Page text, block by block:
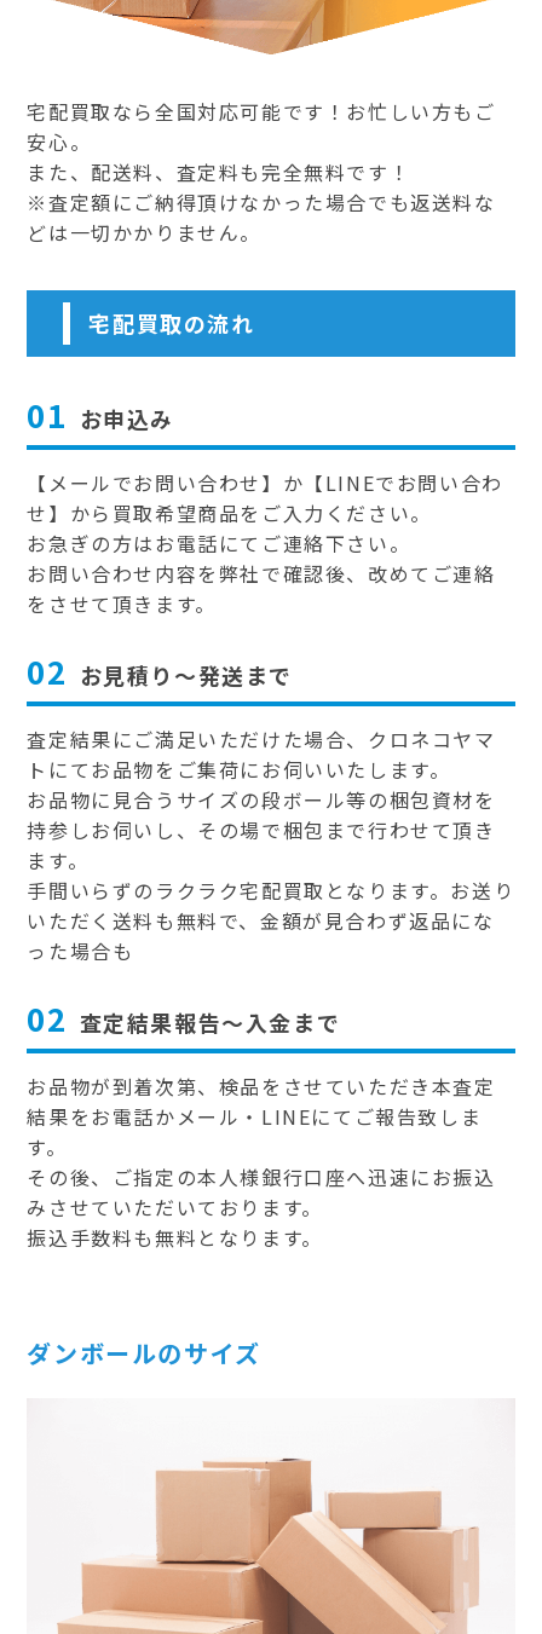
宅配買取なら全国対応可能です！お忙しい方もご
安心。
また、配送料、査定料も完全無料です！
※査定額にご納得頂けなかった場合でも返送料な
どは一切かかりません。
宅配買取の流れ
01 お申込み
【メールでお問い合わせ】か【LINEでお問い合わ
せ】から買取希望商品をご入力ください。
お急ぎの方はお電話にてご連絡下さい。
お問い合わせ内容を弊社で確認後、改めてご連絡
をさせて頂きます。
02 お見積り～発送まで
査定結果にご満足いただけた場合、クロネコヤマ
トにてお品物をご集荷にお伺いいたします。
お品物に見合うサイズの段ボール等の梱包資材を
持参しお伺いし、その場で梱包まで行わせて頂き
ます。
手間いらずのラクラク宅配買取となります。お送り
いただく送料も無料で、金額が見合わず返品にな
った場合も
02 査定結果報告～入金まで
お品物が到着次第、検品をさせていただき本査定
結果をお電話かメール・LINEにてご報告致しま
す。
その後、ご指定の本人様銀行口座へ迅速にお振込
みさせていただいております。
振込手数料も無料となります。
ダンボールのサイズ